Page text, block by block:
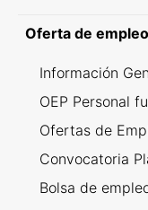
Oferta de empleo
Información
OEP Personal
Ofertas de
Convocatoria
Bolsa de